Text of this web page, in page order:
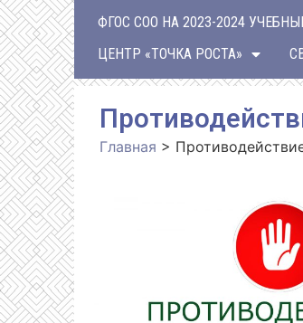
ФГОС СОО НА 2023-2024
ЦЕНТР «ТОЧКА РОСТА»
Главная >